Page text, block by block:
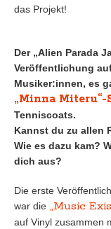
das Projekt!
Der „Alien Parada
Veröffentlichung
Musiker:innen, es
„Minna Miteru“-
Tenniscoats.
Kannst du zu allen
Wie es dazu kam?
dich aus?
Die erste
war die „Music
auf Vinyl zusammen